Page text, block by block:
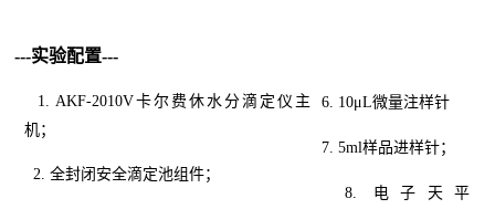
---实验配置---
1. AKF-2010V卡尔费休水分滴定仪主
机；
2. 全封闭安全滴定池组件；
6. 10μL微量注样针
7. 5ml样品进样针；
8. 电子天平